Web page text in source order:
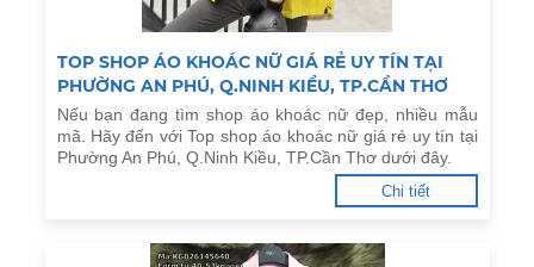
TOP SHOP ÁO KHOÁC NỮ GIÁ RẺ UY TÍN TẠI
PHƯỜNG AN PHÚ, Q.NINH KIỀU, TP.CẦN THƠ
Nếu bạn đang tìm shop áo khoác nữ đẹp, nhiều mẫu
mã. Hãy đến với Top shop áo khoác nữ giá rẻ uy tín tại
Phường An Phú, Q.Ninh Kiều, TP.Cần Thơ dưới đây.
Chi tiết